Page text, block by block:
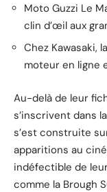
Moto Guzzi Le
clin d’œil aux
Chez Kawasaki,
moteur en ligne
Au-delà de leur
s’inscrivent dans
s’est construite
apparitions au
indéfectible de
comme la Brough